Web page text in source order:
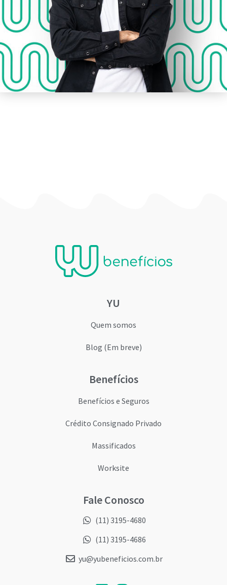
YU
Quem somos
Blog (Em breve)
Benefícios
Benefícios e Seguros
Crédito Consignado Privado
Massificados
Worksite
Fale Conosco
(11) 3195-4680
(11) 3195-4686
yu@yubeneficios.com.br